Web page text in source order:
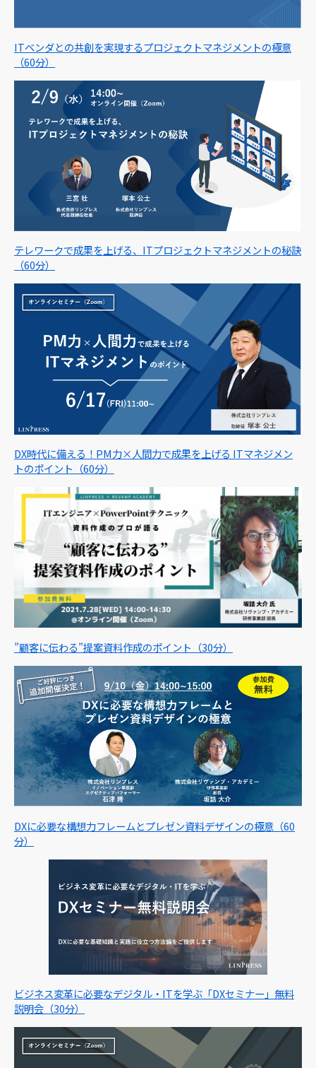
ITベンダとの共創を実現するプロジェクトマネジメントの極意
（60分）
テレワークで成果を上げる、ITプロジェクトマネジメントの秘訣
（60分）
DX時代に備える！PM力×人間力で成果を上げる ITマネジメン
トのポイント（60分）
”顧客に伝わる”提案資料作成のポイント（30分）
DXに必要な構想力フレームとプレゼン資料デザインの極意（60
分）
ビジネス変革に必要なデジタル・ITを学ぶ「DXセミナー」無料
説明会（30分）